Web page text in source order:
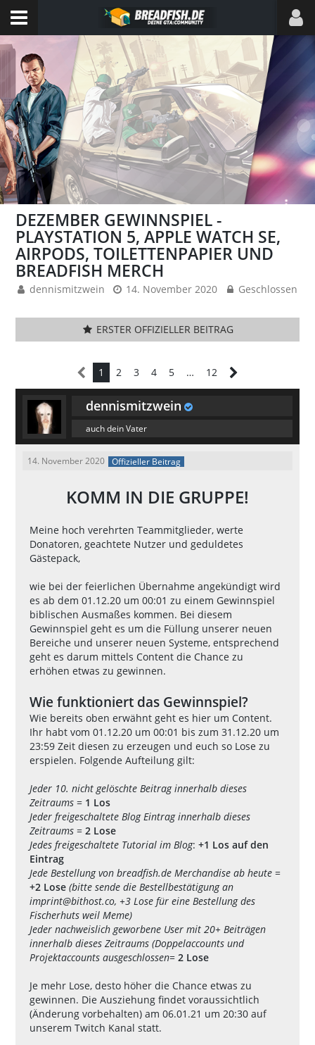
DEZEMBER GEWINNSPIEL -
PLAYSTATION 5, APPLE WATCH SE,
AIRPODS, TOILETTENPAPIER UND
BREADFISH MERCH
dennismitzwein 14. November 2020 Geschlossen
ERSTER OFFIZIELLER BEITRAG
1 2 3 4 5 … 12
dennismitzwein
auch dein Vater
14. November 2020 Offizieller Beitrag
KOMM IN DIE GRUPPE!
Meine hoch verehrten Teammitglieder, werte
Donatoren, geachtete Nutzer und geduldetes
Gästepack,
wie bei der feierlichen Übernahme angekündigt wird
es ab dem 01.12.20 um 00:01 zu einem Gewinnspiel
biblischen Ausmaßes kommen. Bei diesem
Gewinnspiel geht es um die Füllung unserer neuen
Bereiche und unserer neuen Systeme, entsprechend
geht es darum mittels Content die Chance zu
erhöhen etwas zu gewinnen.
Wie funktioniert das Gewinnspiel?
Wie bereits oben erwähnt geht es hier um Content.
Ihr habt vom 01.12.20 um 00:01 bis zum 31.12.20 um
23:59 Zeit diesen zu erzeugen und euch so Lose zu
erspielen. Folgende Aufteilung gilt:
Jeder 10. nicht gelöschte Beitrag innerhalb dieses
Zeitraums = 1 Los
Jeder freigeschaltete Blog Eintrag innerhalb dieses
Zeitraums=2 Lose
Jedes freigeschaltete Tutorial im Blog:+1 Los auf den
Eintrag
Jede Bestellung vonbreadfish.de Merchandise ab heute=
+2 Lose(bitte sende die Bestellbestätigung an
imprint@bithost.co, +3 Lose für eine Bestellung des
Fischerhuts weil Meme)
Jeder nachweislich geworbene User mit 20+ Beiträgen
innerhalb dieses Zeitraums (Doppelaccounts und
Projektaccounts ausgeschlossen=2 Lose
Je mehr Lose, desto höher die Chance etwas zu
gewinnen. Die Ausziehung findet voraussichtlich
(Änderung vorbehalten) am 06.01.21 um 20:30 auf
unserem Twitch Kanal statt.